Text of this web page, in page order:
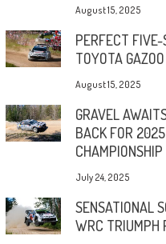
August 15, 2025
PERFECT
TOYOTA
August 15, 2025
GRAVEL
BACK FOR
July 24, 2025
SENSATIONAL
WRC TRIUMPH